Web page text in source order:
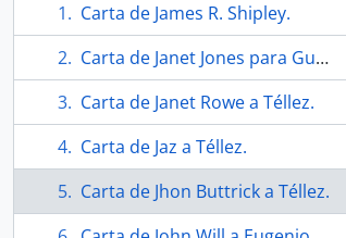
Carta de James R. Shipley.
Carta de Janet Jones para Guy Métraux.
Carta de Janet Rowe a Téllez.
Carta de Jaz a Téllez.
Carta de Jhon Buttrick a Téllez.